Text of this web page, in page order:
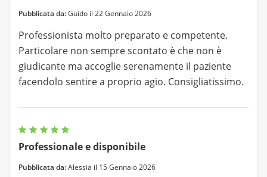
Pubblicata da:Guido il 22 Gennaio 2026
Professionista molto preparato e competente.
Particolare non sempre scontato è che non è
giudicante ma accoglie serenamente il paziente
facendolo sentire a proprio agio. Consigliatissimo.
Professionale e disponibile
Pubblicata da:Alessia il 15 Gennaio 2026